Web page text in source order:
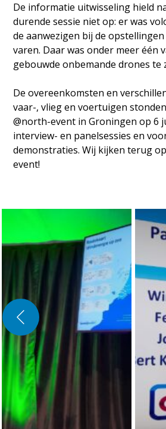
De informatie uitwisseling hield
durende sessie niet op: er was
de aanwezigen bij de
varen. Daar was onder meer één
gebouwde onbemande drones te
De overeenkomsten en
vaar-, vlieg en voertuigen
@north-event in Groningen op 6
interview- en panelsessies en
demonstraties. Wij kijken terug
event!